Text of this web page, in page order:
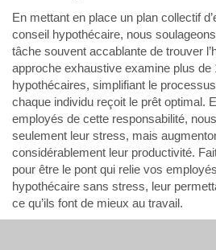
En mettant en place un plan collectif
conseil hypothécaire, nous
tâche souvent accablante de trouver
approche exhaustive examine plus de
hypothécaires, simplifiant le
chaque individu reçoit le prêt optimal.
employés de cette responsabilité,
seulement leur stress, mais
considérablement leur productivité.
pour être le pont qui relie vos
hypothécaire sans stress, leur
ce qu’ils font de mieux au travail.